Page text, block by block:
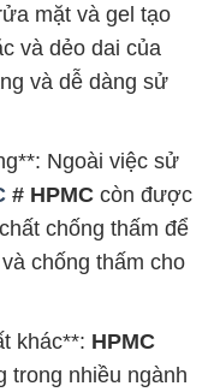
mặt và gel tạo
và dẻo dai của
và dễ dàng sử
Ngoài việc sử
# HPMC còn được
chống thấm để
chống thấm cho
khác**: HPMC
trong nhiều ngành